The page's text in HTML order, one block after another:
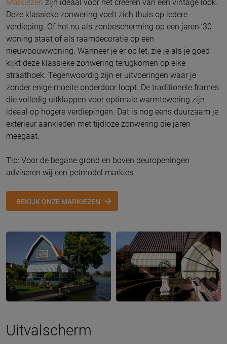
Markiezen zijn ideaal voor het creëren van een vintage look.
Deze klassieke zonwering voelt zich thuis op iedere
verdieping. Of het nu als zonbescherming op een jaren ’30
woning staat of als raamdecoratie op een
nieuwbouwwoning. Wanneer je er op let, zie je als je goed
kijkt deze klassieke zonwering terugkomen op elke
straathoek. Tegenwoordig zijn er uitvoeringen waar je
zonder enige moeite onderdoor loopt. De traditionele frames
die volledig uitklappen voor optimale warmtewering zijn
ideaal op hogere verdiepingen. Dat is nog eens duurzaam je
exterieur aankleden met tijdloze zonwering die jaren
meegaat.
Tip: Voor de begane grond en boven deuropeningen
adviseren wij een petmodel markies.
BEKIJK ONZE MARKIEZEN
Uitvalscherm